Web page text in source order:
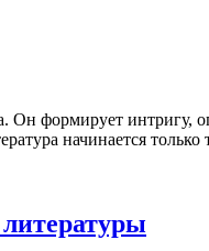
формирует интригу,
начинается